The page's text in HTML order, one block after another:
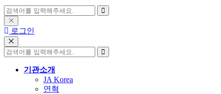
로그인
기관소개
JA Korea
연혁